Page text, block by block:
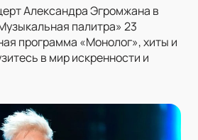
Александра Эгромжана в
палитра» 23
программа «Монолог», хиты и
в мир искренности и